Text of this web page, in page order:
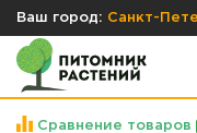
Ваш город: Санкт-
Сравнение товаров